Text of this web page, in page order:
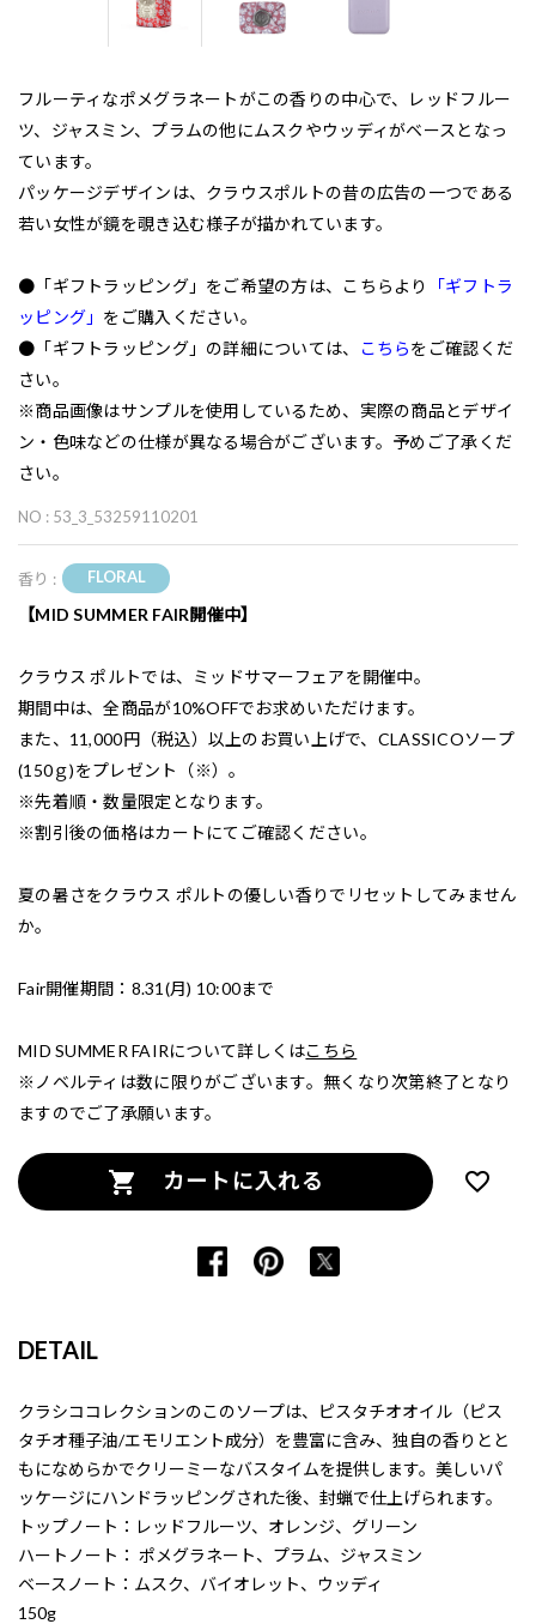
フルーティなポメグラネートがこの香りの中心で、レッドフルー
ツ、ジャスミン、プラムの他にムスクやウッディがベースとなっ
ています。
パッケージデザインは、クラウスポルトの昔の広告の一つである
若い女性が鏡を覗き込む様子が描かれています。
●「ギフトラッピング」をご希望の方は、こちらより
「ギフトラ
ッピング」 をご購入ください。
●「ギフトラッピング」の詳細については、
こちらをご確認くだ
さい。
※商品画像はサンプルを使用しているため、実際の商品とデザイ
ン・色味などの仕様が異なる場合がございます。予めご了承くだ
さい。
NO : 53_3_53259110201
香り : FLORAL
【MID SUMMER FAIR開催中】
クラウス ポルトでは、ミッドサマーフェアを開催中。
期間中は、全商品が10%OFFでお求めいただけます。
また、11,000円（税込）以上のお買い上げで、CLASSICOソープ
(150ｇ)をプレゼント（※）。
※先着順・数量限定となります。
※割引後の価格はカートにてご確認ください。
夏の暑さをクラウス ポルトの優しい香りでリセットしてみません
か。
Fair開催期間：8.31(月) 10:00まで
MID SUMMER FAIRについて詳しくはこちら
※ノベルティは数に限りがございます。無くなり次第終了となり
ますのでご了承願います。
カートに入れる
DETAIL
クラシココレクションのこのソープは、ピスタチオオイル（ピス
タチオ種子油/エモリエント成分）を豊富に含み、独自の香りとと
もになめらかでクリーミーなバスタイムを提供します。美しいパ
ッケージにハンドラッピングされた後、封蝋で仕上げられます。
トップノート：レッドフルーツ、オレンジ、グリーン
ハートノート： ポメグラネート、プラム、ジャスミン
ベースノート：ムスク、バイオレット、ウッディ
150g